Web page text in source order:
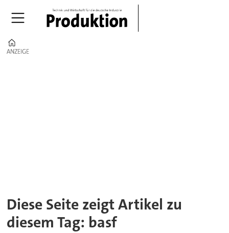
ANZEIGE
ANZEIGE
Diese Seite zeigt Artikel zu
diesem Tag: basf